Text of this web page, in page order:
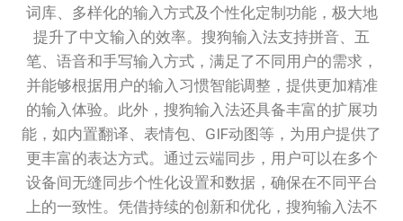
词库、多样化的输入方式及个性化定制功能，极大地
提升了中文输入的效率。搜狗输入法支持拼音、五
笔、语音和手写输入方式，满足了不同用户的需求，
并能够根据用户的输入习惯智能调整，提供更加精准
的输入体验。此外，搜狗输入法还具备丰富的扩展功
能，如内置翻译、表情包、GIF动图等，为用户提供了
更丰富的表达方式。通过云端同步，用户可以在多个
设备间无缝同步个性化设置和数据，确保在不同平台
上的一致性。凭借持续的创新和优化，搜狗输入法不